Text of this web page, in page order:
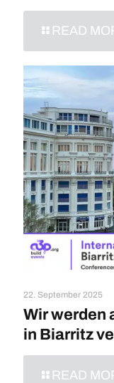
READ
22. September 2025
Wir werden
in Biarritz
READ